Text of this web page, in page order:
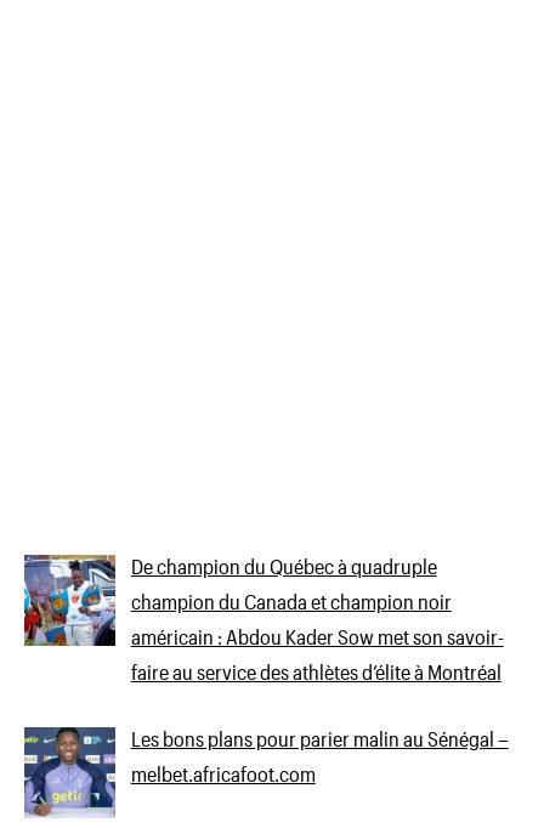
De champion du Québec à quadruple
champion du Canada et champion noir
américain : Abdou Kader Sow met son savoir-
faire au service des athlètes d’élite à Montréal
Les bons plans pour parier malin au Sénégal –
melbet.africafoot.com